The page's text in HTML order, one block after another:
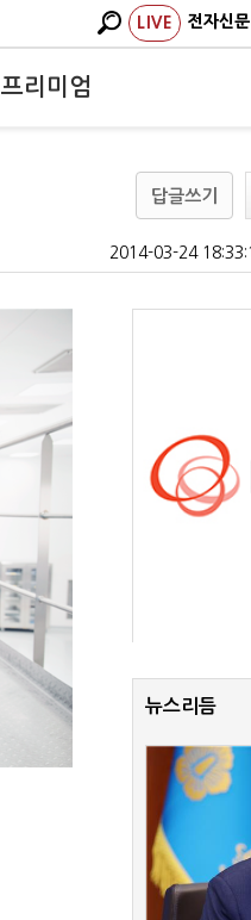
LIVE 전자신문
프리미엄
답글쓰기
2014-03-24
뉴스리듬